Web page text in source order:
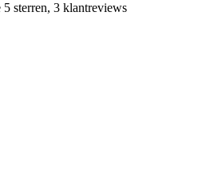
sterren, 3 klantreviews